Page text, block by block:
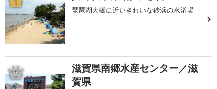
1
琵琶湖大橋に近いきれいな砂浜の水浴場
2
滋賀県南郷水産センター／滋
賀県